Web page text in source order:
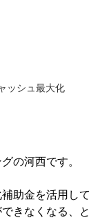
ッシュ最大化
の河西です。
助金を活用して
きなくなる、と